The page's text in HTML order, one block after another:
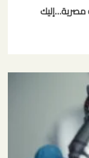
مصرية…إليك